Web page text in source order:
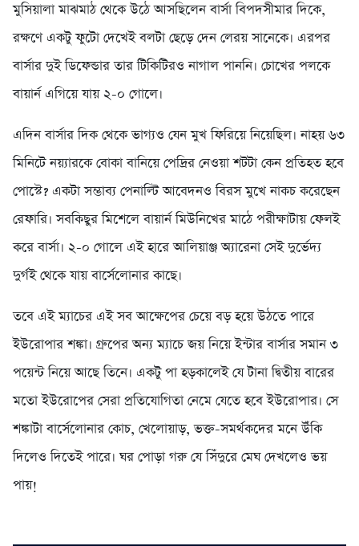
মুসিয়ালা মাঝমাঠ থেকে উঠে আসছিলেন বার্সা বিপদসীমার দিকে,
রক্ষণে একটু ফুটো দেখেই বলটা ছেড়ে দেন লেরয় সানেকে। এরপর
বার্সার দুই ডিফেন্ডার তার টিকিটিরও নাগাল পাননি। চোখের পলকে
বায়ার্ন এগিয়ে যায় ২-০ গোলে।
এদিন বার্সার দিক থেকে ভাগ্যও যেন মুখ ফিরিয়ে নিয়েছিল। নাহয় ৬৩
মিনিটে নয়্যারকে বোকা বানিয়ে পেদ্রির নেওয়া শটটা কেন প্রতিহত হবে
পোস্টে? একটা সম্ভাব্য পেনাল্টি আবেদনও বিরস মুখে নাকচ করেছেন
রেফারি। সবকিছুর মিশেলে বায়ার্ন মিউনিখের মাঠে পরীক্ষাটায় ফেলই
করে বার্সা। ২-০ গোলে এই হারে আলিয়াঞ্জ অ্যারেনা সেই দুর্ভেদ্য
দুর্গই থেকে যায় বার্সেলোনার কাছে।
তবে এই ম্যাচের এই সব আক্ষেপের চেয়ে বড় হয়ে উঠতে পারে
ইউরোপার শঙ্কা। গ্রুপের অন্য ম্যাচে জয় নিয়ে ইন্টার বার্সার সমান ৩
পয়েন্ট নিয়ে আছে তিনে। একটু পা হড়কালেই যে টানা দ্বিতীয় বারের
মতো ইউরোপের সেরা প্রতিযোগিতা নেমে যেতে হবে ইউরোপার। সে
শঙ্কাটা বার্সেলোনার কোচ, খেলোয়াড়, ভক্ত-সমর্থকদের মনে উঁকি
দিলেও দিতেই পারে। ঘর পোড়া গরু যে সিঁদুরে মেঘ দেখলেও ভয়
পায়!